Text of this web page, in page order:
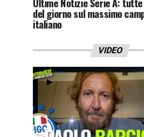
del giorno sul massimo
italiano
VIDEO